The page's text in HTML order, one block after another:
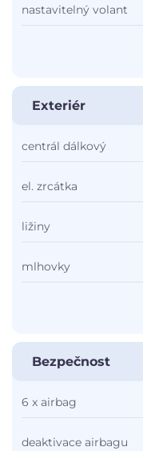
nastavitelný volant
Exteriér
centrál dálkový
el. zrcátka
ližiny
mlhovky
Bezpečnost
6 x airbag
deaktivace airbagu